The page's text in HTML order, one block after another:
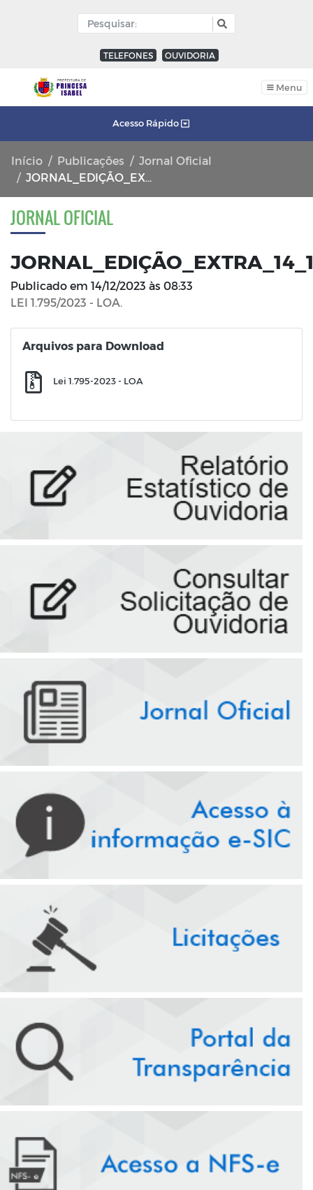
TELEFONES OUVIDORIA
Menu
Acesso Rápido
Início Publicações
Jornal Oficial
JORNAL_EDIÇÃO_EXTRA_14_12_2023_FL_01
JORNAL OFICIAL
Publicado em 14/12/2023 às 08:33
LEI 1.795/2023 - LOA.
Arquivos para Download
Lei 1.795-2023 - LOA